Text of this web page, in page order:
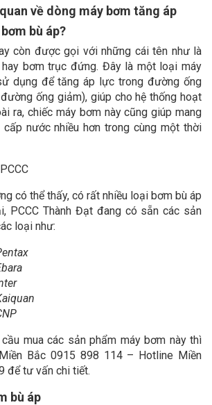
về dòng máy bơm tăng áp
bù áp?
còn được gọi với những cái tên như là
bơm trục đứng. Đây là một loại máy
dụng để tăng áp lực trong đường ống
ống giảm), giúp cho hệ thống hoạt
ra, chiếc máy bơm này cũng giúp mang
nước nhiều hơn trong cùng một thời
có thể thấy, có rất nhiều loại bơm bù áp
PCCC Thành Đạt đang có sẵn các sản
loại như:
mua các sản phẩm máy bơm này thì
Bắc 0915 898 114 – Hotline Miền
để tư vấn chi tiết.
bù áp